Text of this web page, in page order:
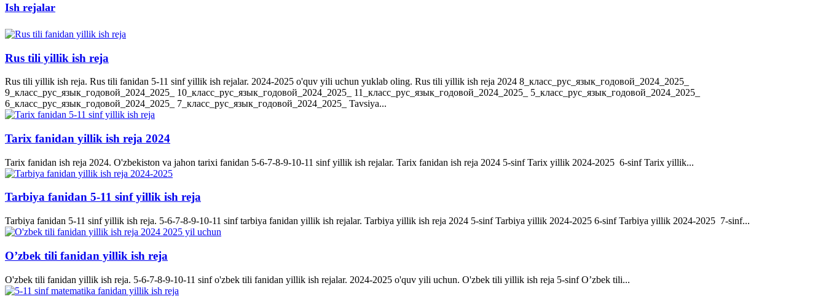
Ish rejalar
Rus tili yillik ish reja
Rus tili yillik ish reja. Rus tili fanidan 5-11 sinf yillik ish rejalar. 2024-2025 o'quv yili uchun yuklab oling. Rus tili yillik ish reja 2024 8_класс_рус_язык_годовой_2024_2025_
9_класс_рус_язык_годовой_2024_2025_ 10_класс_рус_язык_годовой_2024_2025_ 11_класс_рус_язык_годовой_2024_2025_ 5_класс_рус_язык_годовой_2024_2025_
6_класс_рус_язык_годовой_2024_2025_ 7_класс_рус_язык_годовой_2024_2025_ Tavsiya...
Tarix fanidan yillik ish reja 2024
Tarix fanidan ish reja 2024. O'zbekiston va jahon tarixi fanidan 5-6-7-8-9-10-11 sinf yillik ish rejalar. Tarix fanidan ish reja 2024 5-sinf Tarix yillik 2024-2025 6-sinf Tarix yillik...
Tarbiya fanidan 5-11 sinf yillik ish reja
Tarbiya fanidan 5-11 sinf yillik ish reja. 5-6-7-8-9-10-11 sinf tarbiya fanidan yillik ish rejalar. Tarbiya yillik ish reja 2024 5-sinf Tarbiya yillik 2024-2025 6-sinf Tarbiya yillik 2024-2025 7-sinf...
O’zbek tili fanidan yillik ish reja
O'zbek tili fanidan yillik ish reja. 5-6-7-8-9-10-11 sinf o'zbek tili fanidan yillik ish rejalar. 2024-2025 o'quv yili uchun. O'zbek tili yillik ish reja 5-sinf O’zbek tili...